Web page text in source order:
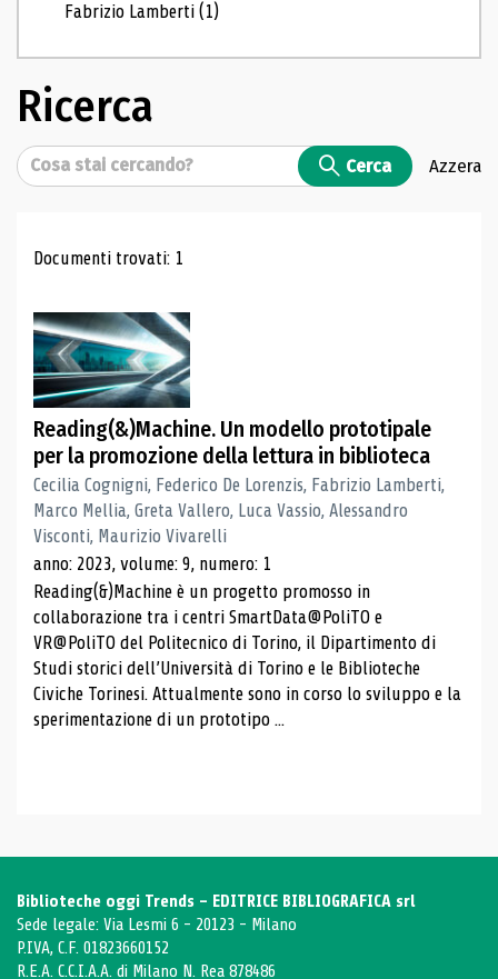
Fabrizio Lamberti(1)
Ricerca
Cerca Cerca Azzera
Risultati di ricerca
Documenti trovati: 1
Reading(&)Machine. Un modello prototipale
per la promozione della lettura in biblioteca
Cecilia Cognigni, Federico De Lorenzis, Fabrizio Lamberti,
Marco Mellia, Greta Vallero, Luca Vassio, Alessandro
Visconti, Maurizio Vivarelli
anno: 2023, volume: 9, numero: 1
Reading(&)Machine è un progetto promosso in
collaborazione tra i centri SmartData@PoliTO e
VR@PoliTO del Politecnico di Torino, il Dipartimento di
Studi storici dell’Università di Torino e le Biblioteche
Civiche Torinesi. Attualmente sono in corso lo sviluppo e la
sperimentazione di un prototipo ...
Biblioteche oggi Trends - EDITRICE BIBLIOGRAFICA srl
Sede legale: Via Lesmi 6 - 20123 - Milano
P.IVA, C.F. 01823660152
R.E.A. C.C.I.A.A. di Milano N. Rea 878486